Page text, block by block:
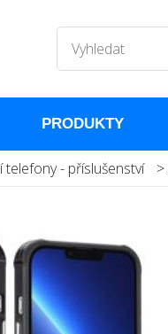
PRODUKTY
telefony - příslušenství >